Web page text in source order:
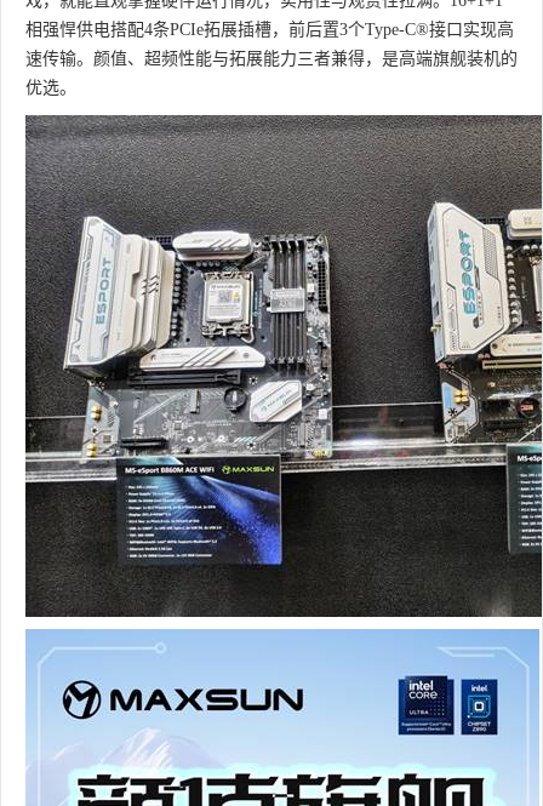
相强悍供电搭配4条PCIe拓展插槽，前后置3个Type-C®接口实现高
速传输。颜值、超频性能与拓展能力三者兼得，是高端旗舰装机的
优选。